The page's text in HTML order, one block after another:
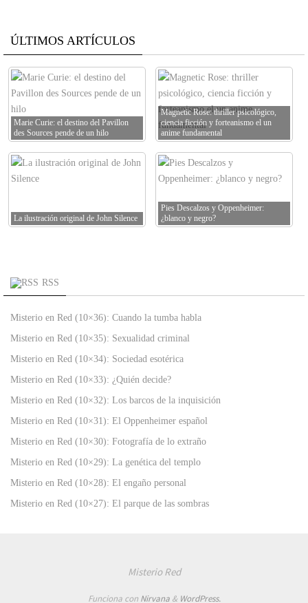
ÚLTIMOS ARTÍCULOS
Marie Curie: el destino del Pavillon
des Sources pende de un hilo
Magnetic Rose: thriller psicológico,
ciencia ficción y forteanismo el un
anime fundamental
La ilustración original de John Silence
Pies Descalzos y Oppenheimer:
¿blanco y negro?
RSS
Misterio en Red (10×36): Cuando la tumba habla
Misterio en Red (10×35): Sexualidad criminal
Misterio en Red (10×34): Sociedad esotérica
Misterio en Red (10×33): ¿Quién decide?
Misterio en Red (10×32): Los barcos de la inquisición
Misterio en Red (10×31): El Oppenheimer español
Misterio en Red (10×30): Fotografía de lo extraño
Misterio en Red (10×29): La genética del templo
Misterio en Red (10×28): El engaño personal
Misterio en Red (10×27): El parque de las sombras
Misterio Red
Funciona con Nirvana& WordPress.